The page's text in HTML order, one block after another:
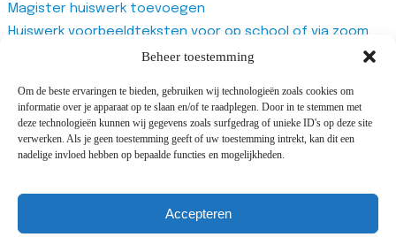
Beheer toestemming
Om de beste ervaringen te bieden, gebruiken wij technologieën zoals cookies om
informatie over je apparaat op te slaan en/of te raadplegen. Door in te stemmen met
deze technologieën kunnen wij gegevens zoals surfgedrag of unieke ID's op deze site
verwerken. Als je geen toestemming geeft of uw toestemming intrekt, kan dit een
nadelige invloed hebben op bepaalde functies en mogelijkheden.
Accepteren
Magister huiswerk toevoegen
Huiswerk voorbeeldteksten voor op school of via zoom
Magister studiewijzers
Magister docentenhandleiding algemeen
Zoom account aanmaken
Zoom recurring meeting aanmaken
Vragenlijst van Office365 Forms gebruiken